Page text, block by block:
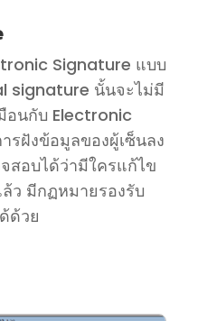
Signature แบบ
signature นั้นจะไม่มี
อนกับ Electronic
รฝังข้อมูลของผู้เซ็นลง
สอบได้ว่ามีใครแก้ไข
ว มีกฏหมายรองรับ
ด้วย